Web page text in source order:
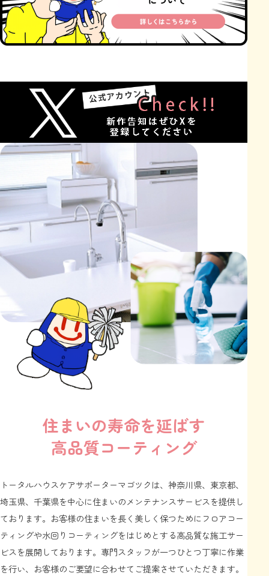
住まいの寿命を延ばす
高品質コーティング
トータルハウスケアサポーターマゴツクは、神奈川県、東京都、
埼玉県、千葉県を中心に住まいのメンテナンスサービスを提供し
ております。お客様の住まいを長く美しく保つためにフロアコー
ティングや水回りコーティングをはじめとする高品質な施工サー
ビスを展開しております。専門スタッフが一つひとつ丁寧に作業
を行い、お客様のご要望に合わせてご提案させていただきます。